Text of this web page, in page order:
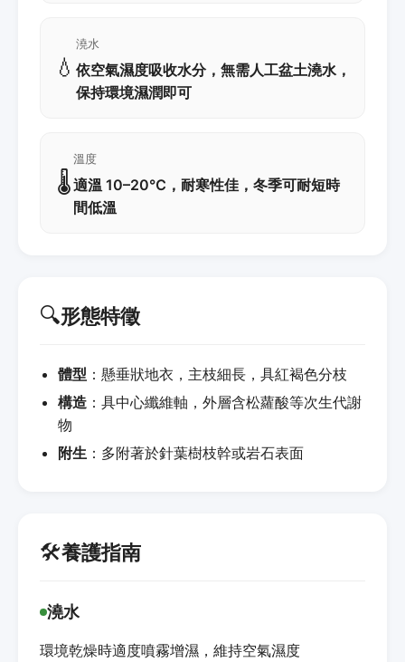
💧
澆水
依空氣濕度吸收水分，無需人工盆土澆水，
保持環境濕潤即可
🌡️
溫度
適溫 10–20℃，耐寒性佳，冬季可耐短時
間低溫
🔍形態特徵
體型 ：懸垂狀地衣，主枝細長，具紅褐色分枝
構造 ：具中心纖維軸，外層含松蘿酸等次生代謝
物
附生 ：多附著於針葉樹枝幹或岩石表面
🛠️養護指南
澆水
環境乾燥時適度噴霧增濕，維持空氣濕度